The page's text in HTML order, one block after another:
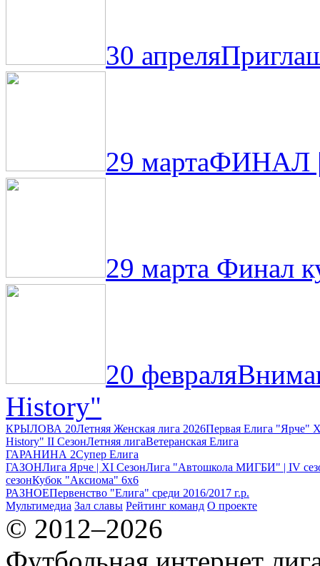
30 апреля
29 мартаФИНАЛ |
29 марта Финал
20 февраля
History"
КРЫЛОВА 20Летняя Женская лига 2026Первая Елига "Ярче"
History" II СезонЛетняя лигаВетеранская Елига
ГАРАНИНА 2Супер Елига
ГАЗОНЛига Ярче | XI СезонЛига "Автошкола МИГБИ" | IV
сезонКубок "Аксиома" 6x6
РАЗНОЕПервенство "Елига" среди 2016/2017 г.р.
Мультимедиа Зал славы Рейтинг команд О проекте
© 2012–2026